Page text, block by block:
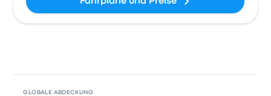
GLOBALE ABDECKUNG